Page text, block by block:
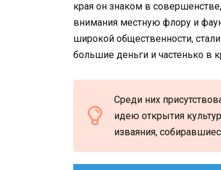
края он знаком в
внимания местную флору и
широкой общественности,
большие деньги и частенько в
Среди них
идею открытия
изваяния,